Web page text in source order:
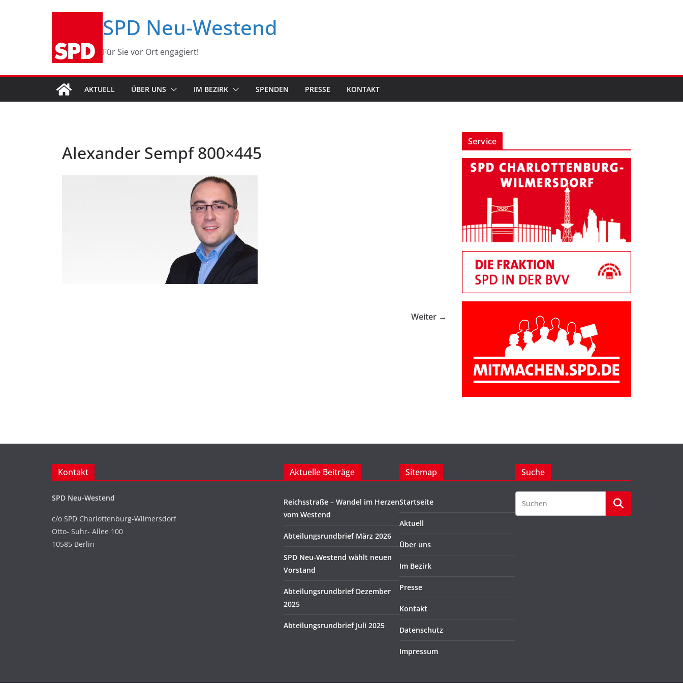
SPD Neu-Westend
Für Sie vor Ort engagiert!
AKTUELL ÜBER UNS IM BEZIRK SPENDEN PRESSE KONTAKT
Alexander Sempf 800×445
Weiter →
Service
Kontakt
SPD Neu-Westend
c/o SPD Charlottenburg-Wilmersdorf
Otto- Suhr- Allee 100
10585 Berlin
Aktuelle Beiträge
Reichsstraße – Wandel im Herzen
vom Westend
Abteilungsrundbrief März 2026
SPD Neu-Westend wählt neuen
Vorstand
Abteilungsrundbrief Dezember
2025
Abteilungsrundbrief Juli 2025
Sitemap
Startseite
Aktuell
Über uns
Im Bezirk
Presse
Kontakt
Datenschutz
Impressum
Suche